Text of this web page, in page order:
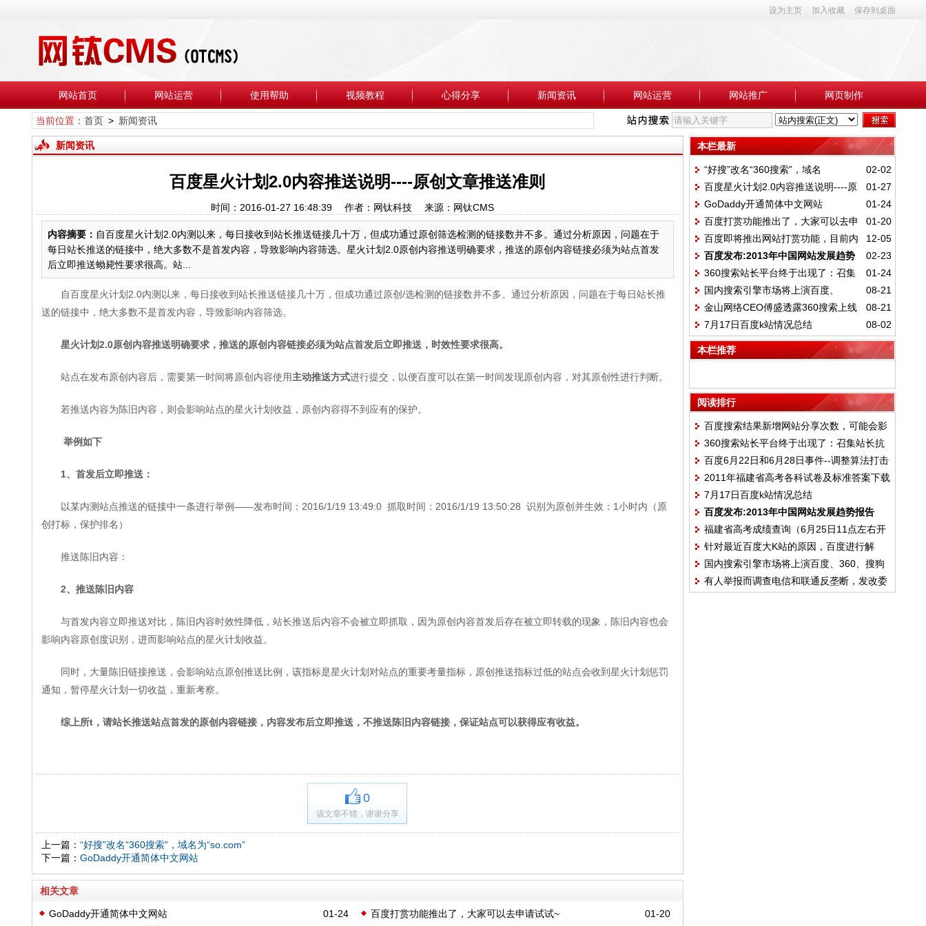
设为主页 加入收藏 保存到桌面
网站首页 网站运营 使用帮助 视频教程 心得分享 新闻资讯 网站运营 网站推广 网页制作
当前位置： 首页> 新闻资讯
新闻资讯
百度星火计划2.0内容推送说明----原创文章推送准则
时间：2016-01-27 16:48:39 作者：网钛科技 来源：网钛CMS
内容摘要： 自百度星火计划2.0内测以来，每日接收到站长推送链接几十万，但成功通过原创筛选检测的链接数并不多。通过分析原因，问题在于
每日站长推送的链接中，绝大多数不是首发内容，导致影响内容筛选。星火计划2.0原创内容推送明确要求，推送的原创内容链接必须为站点首发
后立即推送蚴毙性要求很高。站...
自百度星火计划2.0内测以来，每日接收到站长推送链接几十万，但成功通过原创/选检测的链接数并不多。通过分析原因，问题在于每日站长推
送的链接中，绝大多数不是首发内容，导致影响内容筛选。
星火计划2.0原创内容推送明确要求，推送的原创内容链接必须为站点首发后立即推送，时效性要求很高。
站点在发布原创内容后，需要第一时间将原创内容使用主动推送方式进行提交，以便百度可以在第一时间发现原创内容，对其原创性进行判断。
若推送内容为陈旧内容，则会影响站点的星火计划收益，原创内容得不到应有的保护。
举例如下
1、首发后立即推送：
以某内测站点推送的链接中一条进行举例——发布时间：2016/1/19 13:49:0 抓取时间：2016/1/19 13:50:28 识别为原创并生效：1小时内（原
创打标，保护排名）
推送陈旧内容：
2、推送陈旧内容
与首发内容立即推送对比，陈旧内容时效性降低，站长推送后内容不会被立即抓取，因为原创内容首发后存在被立即转载的现象，陈旧内容也会
影响内容原创度识别，进而影响站点的星火计划收益。
同时，大量陈旧链接推送，会影响站点原创推送比例，该指标是星火计划对站点的重要考量指标，原创推送指标过低的站点会收到星火计划惩罚
通知，暂停星火计划一切收益，重新考察。
综上所t，请站长推送站点首发的原创内容链接，内容发布后立即推送，不推送陈旧内容链接，保证站点可以获得应有收益。
0
该文章不错，谢谢分享
上一篇： “好搜”改名“360搜索”，域名为“so.com”
下一篇： GoDaddy开通简体中文网站
相关文章
01-24
GoDaddy开通简体中文网站 01-20
百度打赏功能推出了，大家可以去申请试试~
本栏最新
02-02
“好搜”改名“360搜索”，域名
为“so.com”
01-27
百度星火计划2.0内容推送说明----原
创文章推送准则
01-24
GoDaddy开通简体中文网站
01-20
百度打赏功能推出了，大家可以去申
请试试~
12-05
百度即将推出网站打赏功能，目前内
测中
02-23
百度发布:2013年中国网站发展趋势
报告
01-24
360搜索站长平台终于出现了：召集
站长抗衡百度联盟
08-21
国内搜索引擎市场将上演百度、
360、搜狗的新三国演义
08-21
金山网络CEO傅盛透露360搜索上线
5天份额已达10%超越搜狗，成为国内第二
大搜索引擎
08-02
7月17日百度k站情况总结
本栏推荐
阅读排行
百度搜索结果新增网站分享次数，可能会影
响到百度权重
360搜索站长平台终于出现了：召集站长抗
衡百度联盟
百度6月22日和6月28日事件--调整算法打击
低质量网站
2011年福建省高考各科试卷及标准答案下载
7月17日百度k站情况总结
百度发布:2013年中国网站发展趋势报告
福建省高考成绩查询（6月25日11点左右开
放）
针对最近百度大K站的原因，百度进行解
释：针对低质量站点的措施已经生效
国内搜索引擎市场将上演百度、360、搜狗
的新三国演义
有人举报而调查电信和联通反垄断，发改委